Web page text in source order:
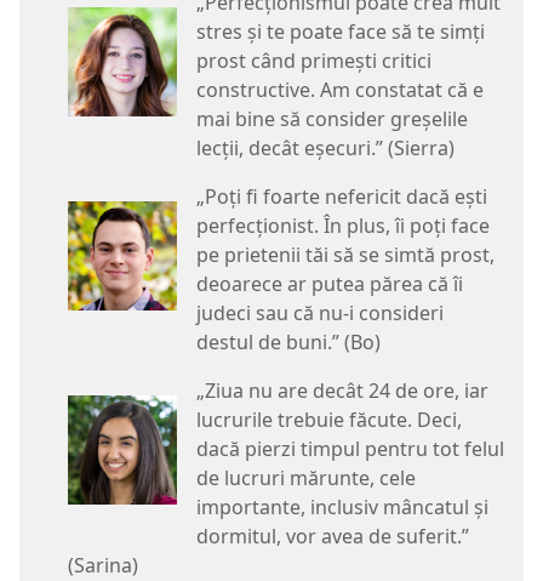
stres și te poate face să te simți
prost când primești critici
constructive. Am constatat că e
mai bine să consider greșelile
lecții, decât eșecuri.” (Sierra)
„Poți fi foarte nefericit dacă ești
perfecționist. În plus, îi poți face
pe prietenii tăi să se simtă prost,
deoarece ar putea părea că îi
judeci sau că nu-i consideri
destul de buni.” (Bo)
„Ziua nu are decât 24 de ore, iar
lucrurile trebuie făcute. Deci,
dacă pierzi timpul pentru tot felul
de lucruri mărunte, cele
importante, inclusiv mâncatul și
dormitul, vor avea de suferit.”
(Sarina)